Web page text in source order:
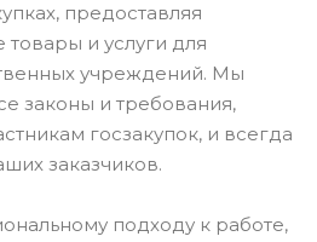
предоставляя
и услуги для
учреждений. Мы
законы и требования,
госзакупок, и всегда
заказчиков.
подходу к работе,